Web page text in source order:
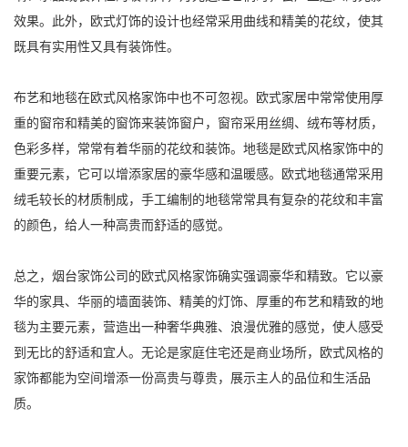
效果。此外，欧式灯饰的设计也经常采用曲线和精美的花纹，使其
既具有实用性又具有装饰性。
布艺和地毯在欧式风格家饰中也不可忽视。欧式家居中常常使用厚
重的窗帘和精美的窗饰来装饰窗户，窗帘采用丝绸、绒布等材质，
色彩多样，常常有着华丽的花纹和装饰。地毯是欧式风格家饰中的
重要元素，它可以增添家居的豪华感和温暖感。欧式地毯通常采用
绒毛较长的材质制成，手工编制的地毯常常具有复杂的花纹和丰富
的颜色，给人一种高贵而舒适的感觉。
总之，烟台家饰公司的欧式风格家饰确实强调豪华和精致。它以豪
华的家具、华丽的墙面装饰、精美的灯饰、厚重的布艺和精致的地
毯为主要元素，营造出一种奢华典雅、浪漫优雅的感觉，使人感受
到无比的舒适和宜人。无论是家庭住宅还是商业场所，欧式风格的
家饰都能为空间增添一份高贵与尊贵，展示主人的品位和生活品
质。